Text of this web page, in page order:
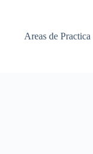
Areas de Practica